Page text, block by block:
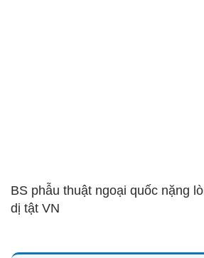
BS phẫu thuật ngoại quốc nặng
dị tật VN